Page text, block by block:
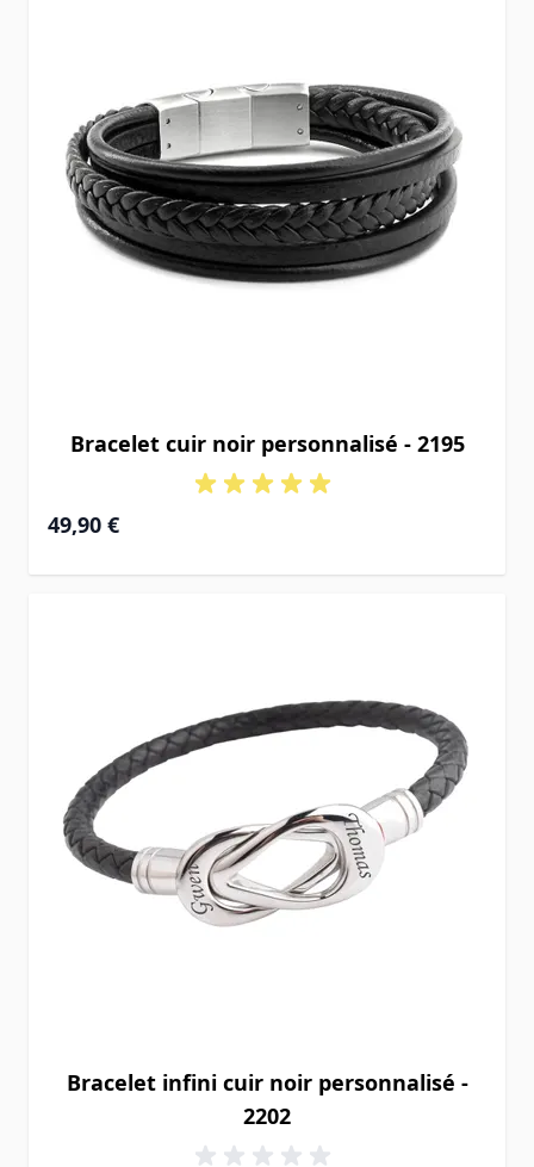
Bracelet cuir noir personnalisé - 2195
49,90 €
Bracelet infini cuir noir personnalisé -
2202